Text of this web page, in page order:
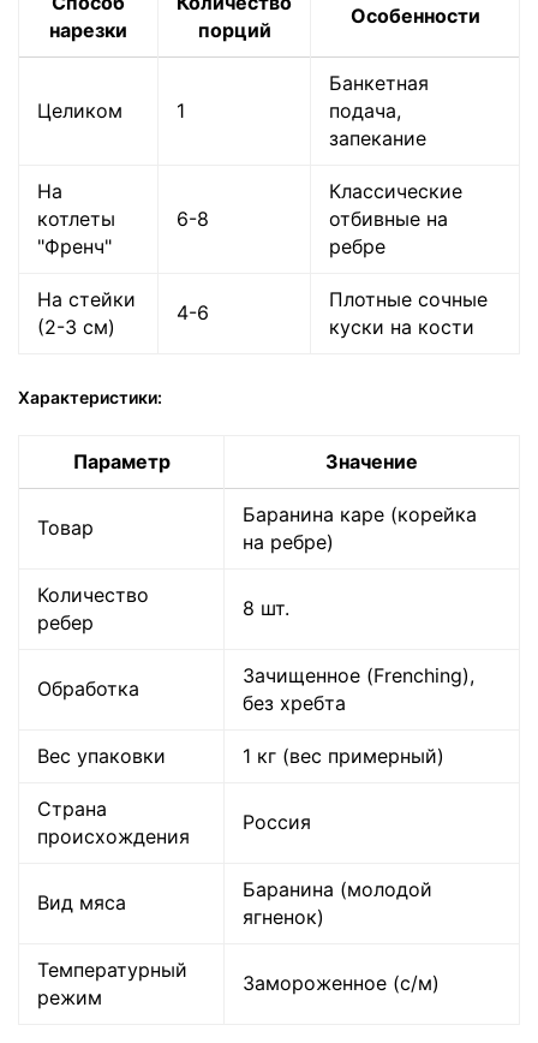
нарезки
порций
Особенности
Целиком 1
Банкетная
подача,
запекание
На
котлеты
"Френч"
6-8
Классические
отбивные на
ребре
На стейки
(2-3 см)
4-6
Плотные сочные
куски на кости
Характеристики:
Параметр Значение
Товар
Баранина каре (корейка
на ребре)
Количество
ребер
8 шт.
Обработка
Зачищенное (Frenching),
без хребта
Вес упаковки 1 кг (вес примерный)
Страна
происхождения
Россия
Вид мяса
Баранина (молодой
ягненок)
Температурный
режим
Замороженное (с/м)